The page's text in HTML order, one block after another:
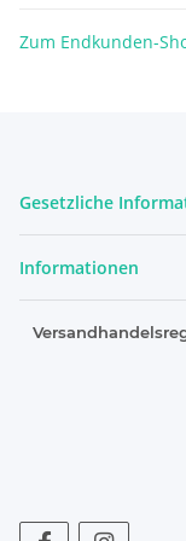
Zum Endkunden-
Gesetzliche
Informationen